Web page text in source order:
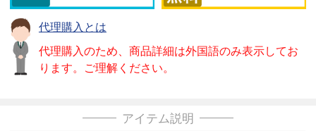
代理購入とは
代理購入のため、商品詳細は外国語のみ表示してお
ります。ご理解ください。
アイテム説明